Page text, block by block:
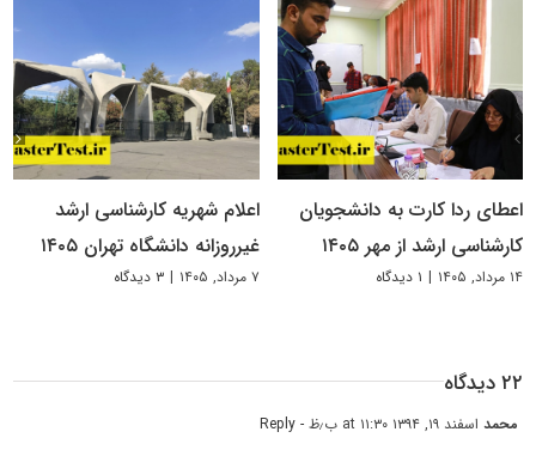
اعطای ردا کارت به دانشجویان
کارشناسی ارشد از مهر ۱۴۰۵
۱۴ مرداد, ۱۴۰۵ | ۱ دیدگاه
اعلام شهریه کارشناسی ارشد
غیرروزانه دانشگاه تهران ۱۴۰۵
۷ مرداد, ۱۴۰۵ | ۳ دیدگاه
۲۲ دیدگاه
محمداسفند ۱۹, ۱۳۹۴ at ۱۱:۳۰ ب٫ظ - Reply